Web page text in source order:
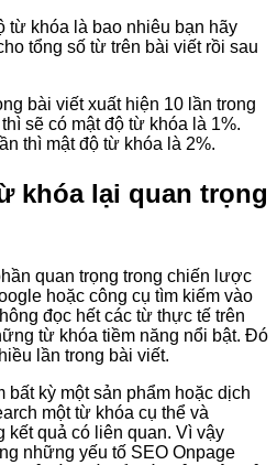
từ khóa là bao nhiêu bạn hãy
tổng số từ trên bài viết rồi sau
bài viết xuất hiện 10 lần trong
sẽ có mật độ từ khóa là 1%.
thì mật độ từ khóa là 2%.
khóa lại quan trọng
quan trọng trong chiến lược
hoặc công cụ tìm kiếm vào
đọc hết các từ thực tế trên
từ khóa tiềm năng nổi bật. Đó
lần trong bài viết.
kỳ một sản phẩm hoặc dịch
một từ khóa cụ thể và
kết quả có liên quan. Vì vậy
những yếu tố SEO Onpage